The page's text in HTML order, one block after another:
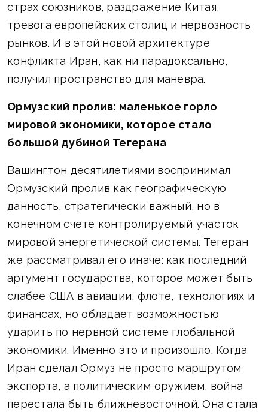
страх союзников, раздражение Китая,
тревога европейских столиц и нервозность
рынков. И в этой новой архитектуре
конфликта Иран, как ни парадоксально,
получил пространство для маневра.
Ормузский пролив: маленькое горло
мировой экономики, которое стало
большой дубиной Тегерана
Вашингтон десятилетиями воспринимал
Ормузский пролив как географическую
данность, стратегически важный, но в
конечном счете контролируемый участок
мировой энергетической системы. Тегеран
же рассматривал его иначе: как последний
аргумент государства, которое может быть
слабее США в авиации, флоте, технологиях и
финансах, но обладает возможностью
ударить по нервной системе глобальной
экономики. Именно это и произошло. Когда
Иран сделал Ормуз не просто маршрутом
экспорта, а политическим оружием, война
перестала быть ближневосточной. Она стала